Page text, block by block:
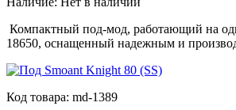
Компактный под-мод, работающий на
18650, оснащенный надежным и
Код товара: md-1389